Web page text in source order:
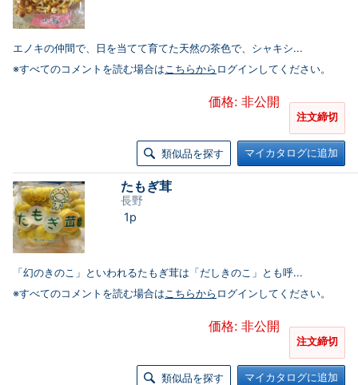
エノキの仲間で、日を当てて育てた天然の茶色で、シャキシ...
※すべてのコメントを読む場合はこちらから ログインしてください。
価格: 非公開
注文締切
類似品を探す マイカタログに追加
たもぎ茸
長野
1p
「幻のきのこ」といわれるたもぎ茸は「だしきのこ」とも呼...
※すべてのコメントを読む場合はこちらから ログインしてください。
価格: 非公開
注文締切
類似品を探す マイカタログに追加